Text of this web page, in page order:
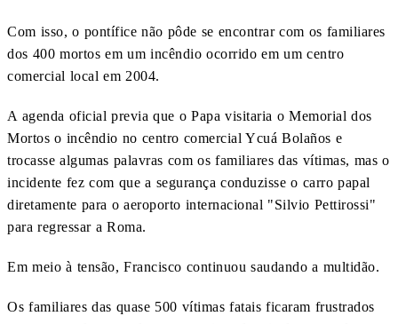
Com isso, o pontífice não pôde se encontrar com os familiares
dos 400 mortos em um incêndio ocorrido em um centro
comercial local em 2004.
A agenda oficial previa que o Papa visitaria o Memorial dos
Mortos o incêndio no centro comercial Ycuá Bolaños e
trocasse algumas palavras com os familiares das vítimas, mas o
incidente fez com que a segurança conduzisse o carro papal
diretamente para o aeroporto internacional "Silvio Pettirossi"
para regressar a Roma.
Em meio à tensão, Francisco continuou saudando a multidão.
Os familiares das quase 500 vítimas fatais ficaram frustrados